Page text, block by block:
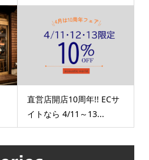
直営店開店10周年!! ECサ
イトなら 4/11～13...